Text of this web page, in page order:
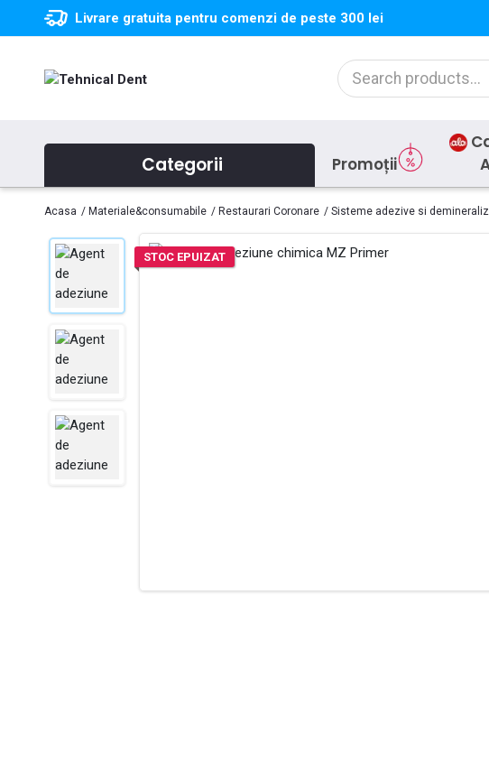
Livrare gratuita pentru comenzi de peste 300 lei
Categorii Promoții
Acasa Materiale&consumabile Restaurari Coronare Sisteme adezive si
STOC EPUIZAT